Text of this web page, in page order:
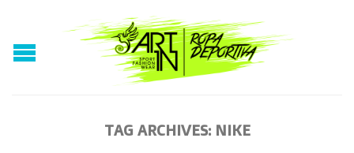
TAG ARCHIVES: NIKE